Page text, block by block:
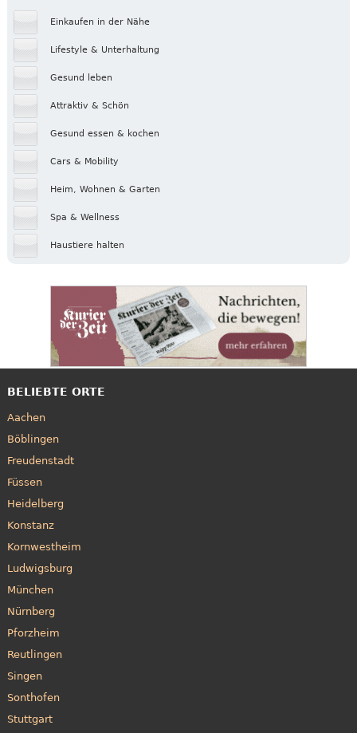
Einkaufen in der Nähe
Lifestyle & Unterhaltung
Gesund leben
Attraktiv & Schön
Gesund essen & kochen
Cars & Mobility
Heim, Wohnen & Garten
Spa & Wellness
Haustiere halten
BELIEBTE ORTE
Aachen
Böblingen
Freudenstadt
Füssen
Heidelberg
Konstanz
Kornwestheim
Ludwigsburg
München
Nürnberg
Pforzheim
Reutlingen
Singen
Sonthofen
Stuttgart